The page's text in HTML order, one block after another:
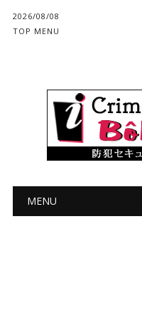
2026/08/08
TOP MENU
メインメニ
MENU